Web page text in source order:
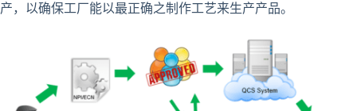
产，以确保工厂能以最正确之制作工艺来生产产品。